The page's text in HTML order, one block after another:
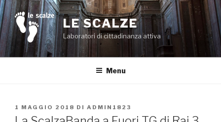
Salta
al
contenuto
LE SCALZE
Laboratori di cittadinanza attiva
Menu
PUBBLICATO
IL
1 MAGGIO 2018 DI ADMIN1823